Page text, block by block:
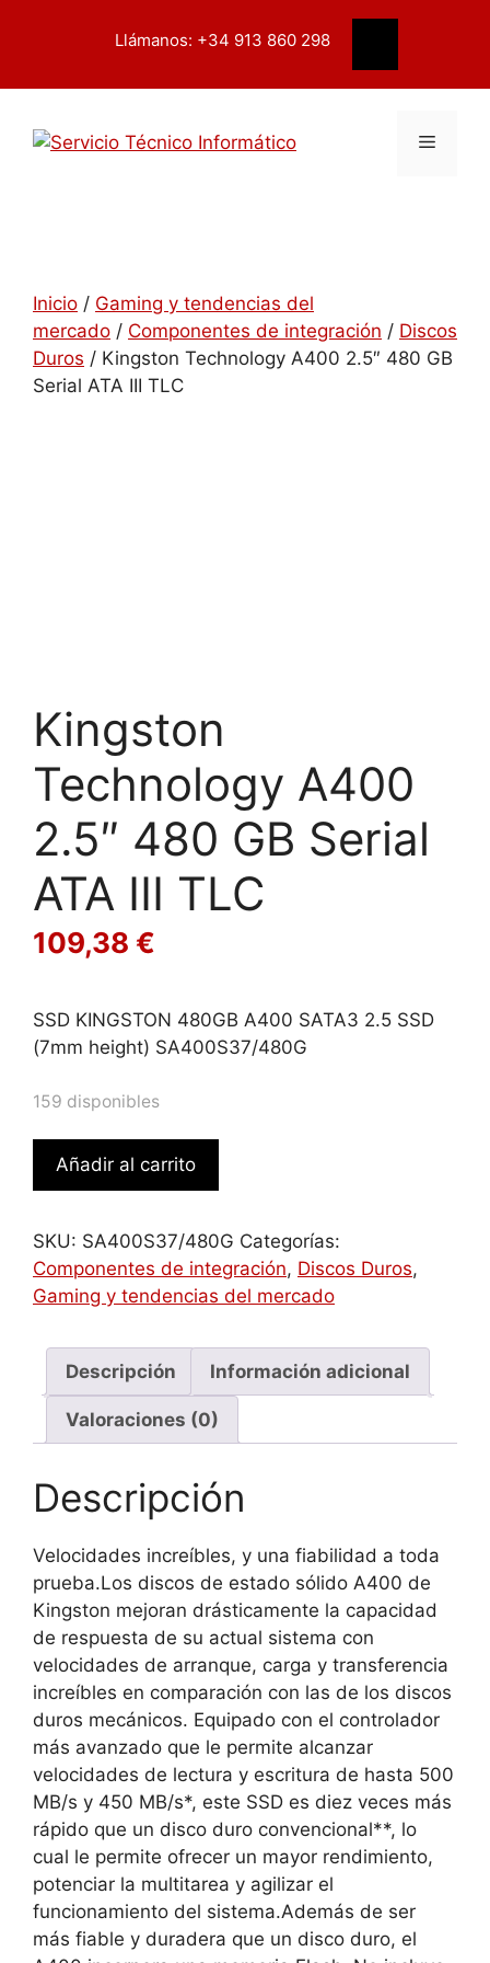
Buscar
Llámanos: +34 913 860 298
Menú
Inicio / Gaming y tendencias del
mercado / Componentes de integración / Discos
Duros / Kingston Technology A400 2.5″ 480 GB
Serial ATA III TLC
Kingston
Technology A400
2.5″ 480 GB Serial
ATA III TLC
109,38 €
SSD KINGSTON 480GB A400 SATA3 2.5 SSD
(7mm height) SA400S37/480G
159 disponibles
Kingston
Technology
2.5"
480
GB
ATA
TLC
cantidad
Añadir al carrito
SKU: SA400S37/480G Categorías:
Componentes de integración, Discos Duros,
Gaming y tendencias del mercado
Descripción Información adicional
Valoraciones (0)
Descripción
Velocidades increíbles, y una fiabilidad a toda
prueba.Los discos de estado sólido A400 de
Kingston mejoran drásticamente la capacidad
de respuesta de su actual sistema con
velocidades de arranque, carga y transferencia
increíbles en comparación con las de los discos
duros mecánicos. Equipado con el controlador
más avanzado que le permite alcanzar
velocidades de lectura y escritura de hasta 500
MB/s y 450 MB/s*, este SSD es diez veces más
rápido que un disco duro convencional**, lo
cual le permite ofrecer un mayor rendimiento,
potenciar la multitarea y agilizar el
funcionamiento del sistema.Además de ser
más fiable y duradera que un disco duro, el